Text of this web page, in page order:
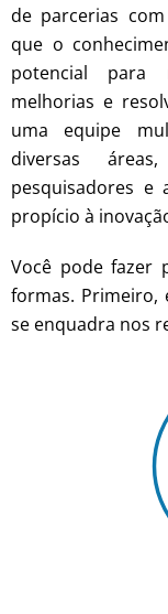
de parcerias
que o
potencial para
melhorias e
uma equipe
diversas
pesquisadores e
propício à
Você pode fazer
formas. Primeiro,
se enquadra nos